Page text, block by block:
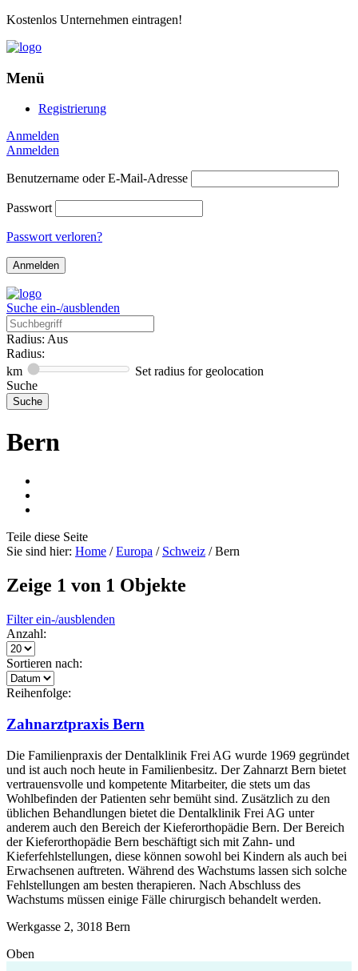
Kostenlos Unternehmen eintragen!
Menü
Registrierung
Anmelden
Anmelden
Benutzername oder E-Mail-Adresse
Passwort
Passwort verloren?
Suche ein-/ausblenden
Radius: Aus
Radius:
km
Set radius for geolocation
Suche
Bern
Teile diese Seite
Sie sind hier: Home / Europa / Schweiz / Bern
Zeige 1 von 1 Objekte
Filter ein-/ausblenden
Anzahl:
Sortieren nach:
Reihenfolge:
Zahnarztpraxis Bern
Die Familienpraxis der Dentalklinik Frei AG wurde 1969 gegründet
und ist auch noch heute in Familienbesitz. Der Zahnarzt Bern bietet
vertrauensvolle und kompetente Mitarbeiter, die stets um das
Wohlbefinden der Patienten sehr bemüht sind. Zusätzlich zu den
üblichen Behandlungen bietet die Dentalklinik Frei AG unter
anderem auch den Bereich der Kieferorthopädie Bern. Der Bereich
der Kieferorthopädie Bern beschäftigt sich mit Zahn- und
Kieferfehlstellungen, diese können sowohl bei Kindern als auch bei
Erwachsenen auftreten. Während des Wachstums lassen sich solche
Fehlstellungen am besten therapieren. Nach Abschluss des
Wachstums müssen einige Fälle chirurgisch behandelt werden.
Werkgasse 2, 3018 Bern
Oben